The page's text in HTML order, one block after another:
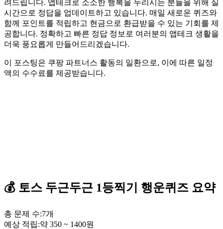
려드립니다. 앱테크로 소소한 행복을 누리시는 분들을 위해 실
시간으로 정답을 업데이트하고 있습니다. 매일 새로운 퀴즈와
함께 포인트를 적립하고 현금으로 환급받을 수 있는 기회를 제
공합니다. 정확하고 빠른 정답 정보로 여러분의 앱테크 생활을
더욱 풍요롭게 만들어드리겠습니다.
이 포스팅은 쿠팡 파트너스 활동의 일환으로, 이에 따른 일정
액의 수수료를 제공받습니다.
💰 토스 두근두근 1등찍기 행운퀴즈 요약
총 문제 수:7개
예상 적립:약 350 ~ 1400원